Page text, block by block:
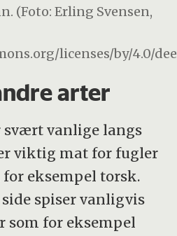
(Foto: Erling Svensen,
licenses/by/4.0/
arter
vanlige langs
viktig mat for fugler
eksempel torsk.
spiser vanligvis
som for eksempel